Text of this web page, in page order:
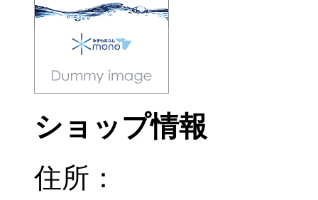
ショップ情報
住所：